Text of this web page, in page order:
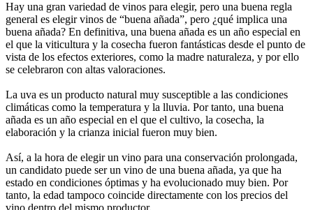
Hay una gran variedad de vinos para elegir, pero una buena regla
general es elegir vinos de “buena añada”, pero ¿qué implica una
buena añada? En definitiva, una buena añada es un año especial en
el que la viticultura y la cosecha fueron fantásticas desde el punto de
vista de los efectos exteriores, como la madre naturaleza, y por ello
se celebraron con altas valoraciones.
La uva es un producto natural muy susceptible a las condiciones
climáticas como la temperatura y la lluvia. Por tanto, una buena
añada es un año especial en el que el cultivo, la cosecha, la
elaboración y la crianza inicial fueron muy bien.
Así, a la hora de elegir un vino para una conservación prolongada,
un candidato puede ser un vino de una buena añada, ya que ha
estado en condiciones óptimas y ha evolucionado muy bien. Por
tanto, la edad tampoco coincide directamente con los precios del